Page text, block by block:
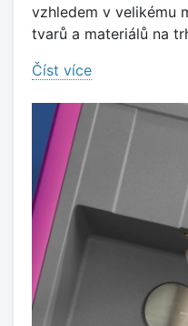
vzhledem v velikému
tvarů a materiálů na
Číst více